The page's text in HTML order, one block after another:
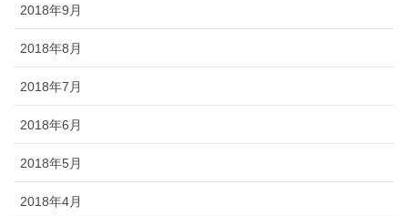
2018年9月
2018年8月
2018年7月
2018年6月
2018年5月
2018年4月